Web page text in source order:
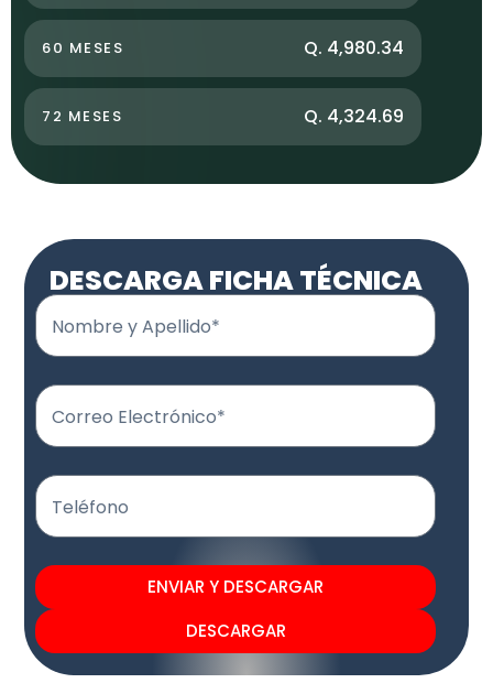
60 MESES Q. 4,980.34
72 MESES Q. 4,324.69
DESCARGA FICHA TÉCNICA
Nombre y Apellido*
Correo Electrónico*
Teléfono
ENVIAR Y DESCARGAR
DESCARGAR